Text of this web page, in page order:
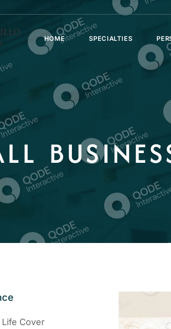
HOME SPECIALTIES
Cover